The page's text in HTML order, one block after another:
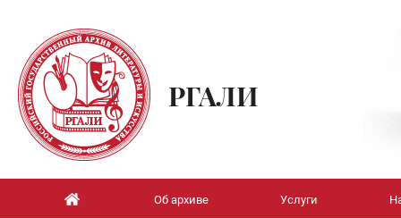
РГАЛИ
Об архиве Услуги